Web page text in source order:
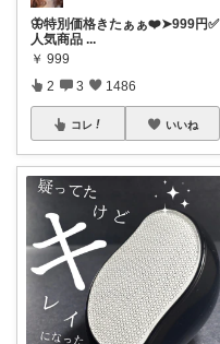
🦋特別価格きたぁぁ❤️➤999円✅
人気商品 ...
￥ 999
2 3 1486
コレ いいね